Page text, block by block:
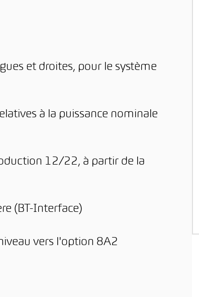
et droites, pour le système
à la puissance nominale
12/22, à partir de la
(BT-Interface)
vers l'option 8A2